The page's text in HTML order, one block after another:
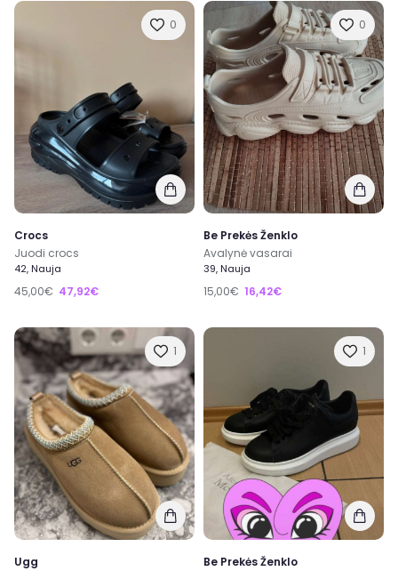
0
Crocs
Juodi crocs
42, Nauja
45,00€ 47,92€
0
Be Prekės Ženklo
Avalynė vasarai
39, Nauja
15,00€ 16,42€
1
Ugg
1
Be Prekės Ženklo